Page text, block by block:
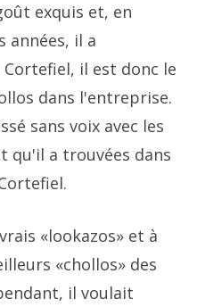
exquis et, en
années, il a
il est donc le
dans l'entreprise.
sans voix avec les
qu'il a trouvées dans
«lookazos» et à
«chollos» des
il voulait